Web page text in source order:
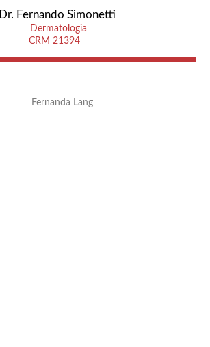
Dr. Fernando Simonetti
Dermatologia
CRM 21394